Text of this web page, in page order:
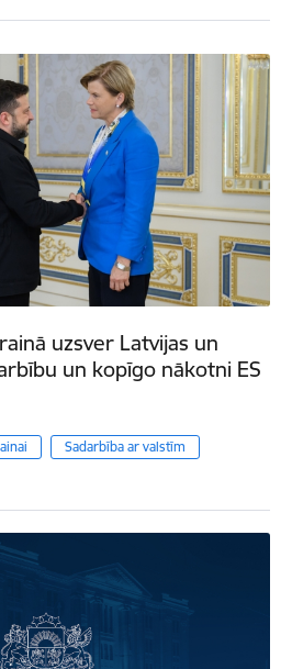
uzsver Latvijas un
un kopīgo nākotni ES
Sadarbība ar valstīm